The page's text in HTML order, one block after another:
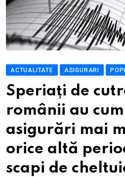
ACTUALITATE ASIGURARI
Speriați de
românii au
asigurări mai
orice altă
scapi de